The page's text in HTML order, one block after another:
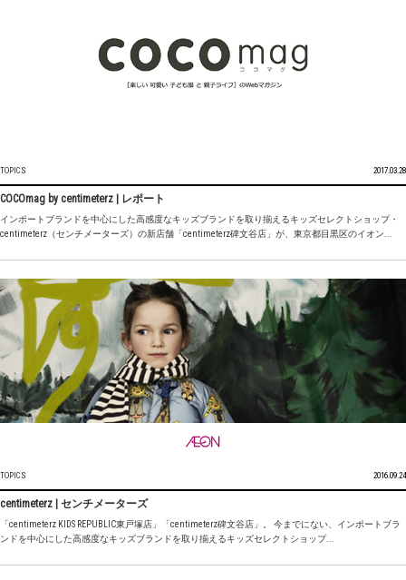
TOPICS 2017.03.28
COCOmag by centimeterz | レポート
インポートブランドを中心にした高感度なキッズブランドを取り揃えるキッズセレクトショップ・
centimeterz（センチメーターズ）の新店舗「centimeterz碑文谷店」が、東京都目黒区のイオン...
TOPICS 2016.09.24
centimeterz | センチメーターズ
「centimeterz KIDS REPUBLIC東戸塚店」「centimeterz碑文谷店」。 今までにない、インポートブラ
ンドを中心にした高感度なキッズブランドを取り揃えるキッズセレクトショップ...